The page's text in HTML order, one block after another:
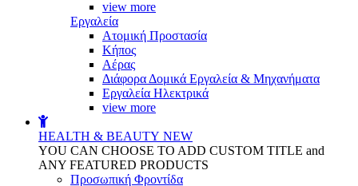
view more
Εργαλεία
Aτομική Προστασία
Kήπος
Αέρας
Διάφορα Δομικά Εργαλεία & Μηχανήματα
Εργαλεία Ηλεκτρικά
view more
HEALTH & BEAUTY NEW
YOU CAN CHOOSE TO ADD CUSTOM TITLE and
ANY FEATURED PRODUCTS
Προσωπική Φροντίδα